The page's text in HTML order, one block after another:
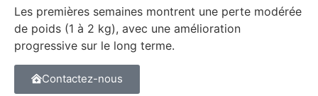
Les premières semaines montrent une perte modérée
de poids (1 à 2 kg), avec une amélioration
progressive sur le long terme.
Contactez-nous